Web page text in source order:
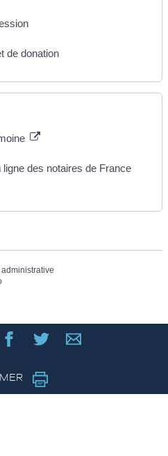
de donation
des notaires de France